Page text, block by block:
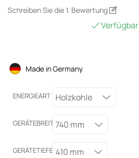
Schreiben Sie die 1. Bewertung
Verfügbar
Made in Germany
ENERGIEART Holzkohle
GERÄTEBREITE740 mm
GERÄTETIEFE 410 mm